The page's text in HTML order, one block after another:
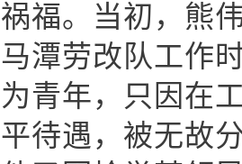
祸福。当初，熊
马潭劳改队工作
为青年，只因在
平待遇，被无故